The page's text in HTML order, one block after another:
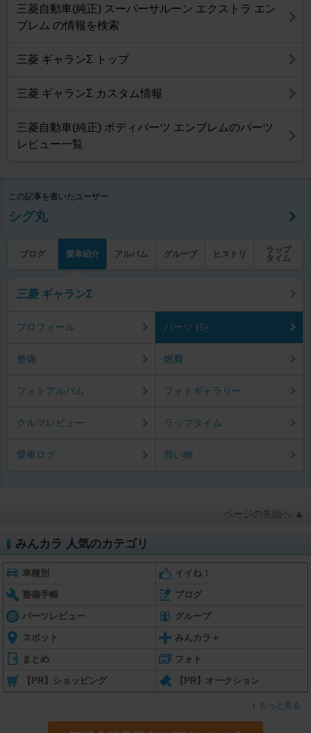
三菱自動車(純正) スーパーサルーン エクストラ エン
ブレム の情報を検索
三菱 ギャランΣ トップ
三菱 ギャランΣ カスタム情報
三菱自動車(純正) ボディパーツ エンブレムのパーツ
レビュー一覧
この記事を書いたユーザー
シグ丸
ブログ 愛車紹介 アルバム グループ ヒストリ
ラップ
タイム
三菱 ギャランΣ
プロフィール パーツ (5)
整備 燃費
フォトアルバム フォトギャラリー
クルマレビュー ラップタイム
愛車ログ 買い物
ページの先頭へ ▲
みんカラ 人気のカテゴリ
車種別 イイね！
整備手帳 ブログ
パーツレビュー グループ
スポット みんカラ＋
まとめ フォト
【PR】ショッピング 【PR】オークション
もっと見る